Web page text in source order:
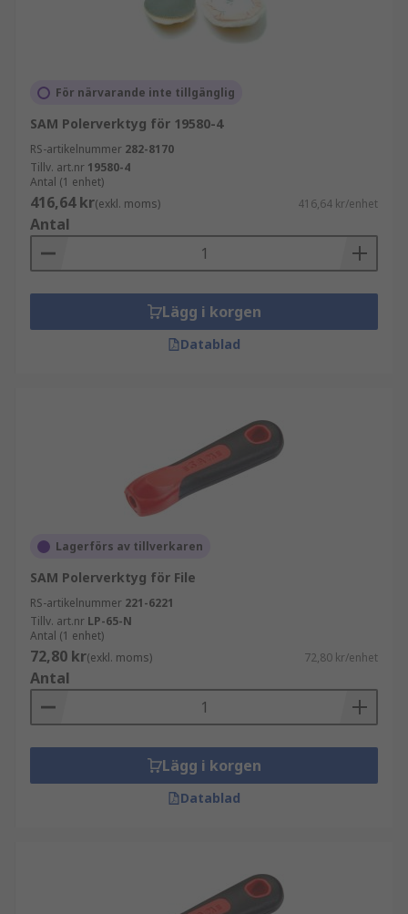
För närvarande inte tillgänglig
SAM Polerverktyg för 19580-4
RS-artikelnummer 282-8170
Tillv. art.nr 19580-4
Antal (1 enhet)
416,64 kr(exkl. moms) 416,64 kr/enhet
Antal
Lägg i korgen
Datablad
Lagerförs av tillverkaren
SAM Polerverktyg för File
RS-artikelnummer 221-6221
Tillv. art.nr LP-65-N
Antal (1 enhet)
72,80 kr(exkl. moms) 72,80 kr/enhet
Antal
Lägg i korgen
Datablad